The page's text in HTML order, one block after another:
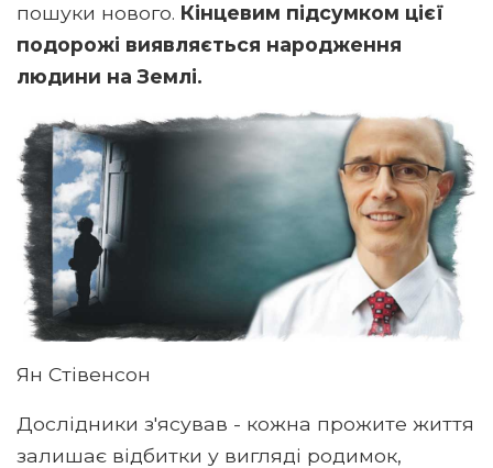
пошуки нового. Кінцевим підсумком цієї
подорожі виявляється народження
людини на Землі.
Ян Стівенсон
Дослідники з'ясував - кожна прожите життя
залишає відбитки у вигляді родимок,